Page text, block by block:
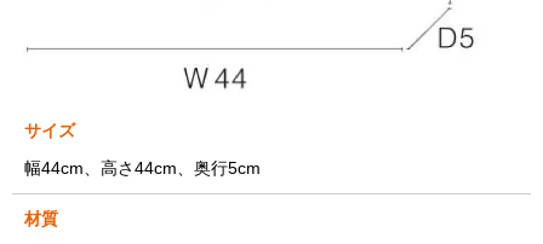
サイズ
幅44cm、高さ44cm、奥行5cm
材質